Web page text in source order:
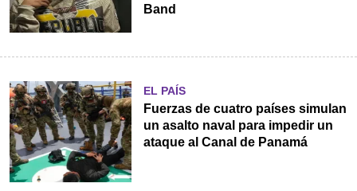
Band
EL PAÍS
Fuerzas de cuatro países simulan
un asalto naval para impedir un
ataque al Canal de Panamá